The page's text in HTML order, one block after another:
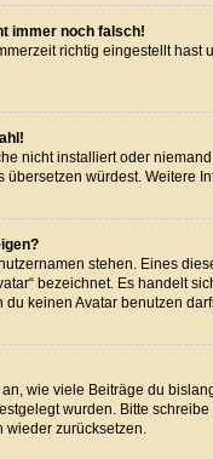
immer noch falsch!
richtig eingestellt
nicht installiert oder
würdest.
stehen. Eines
bezeichnet. Es handelt
keinen Avatar benutzen
wie viele Beiträge du
wurden. Bitte
wieder zurücksetzen.